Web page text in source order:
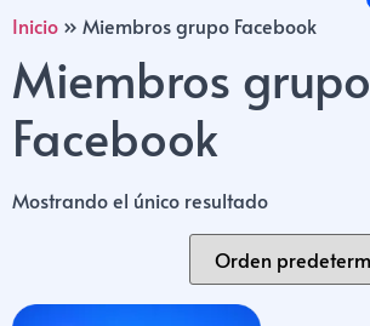
Inicio » Miembros grupo Facebook
Miembros grupo
Facebook
Mostrando el único resultado